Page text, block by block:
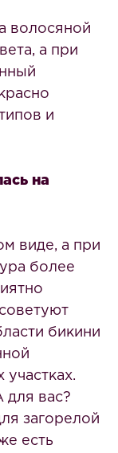
волосяной
а при
и
на
виде, а при
более
бикини
участках.
для вас?
загорелой
есть